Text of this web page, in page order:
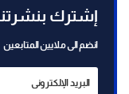
إشترك بنشرتنا
انضم الى ملايين المتابعين